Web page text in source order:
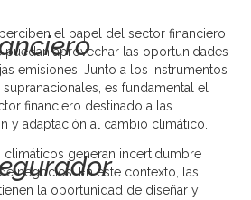
el papel del sector financiero
aprovechar las oportunidades
emisiones. Junto a los instrumentos
es fundamental el
financiero destinado a las
y adaptación al cambio climático.
climáticos generan incertidumbre
negocios. En este contexto, las
la oportunidad de diseñar y